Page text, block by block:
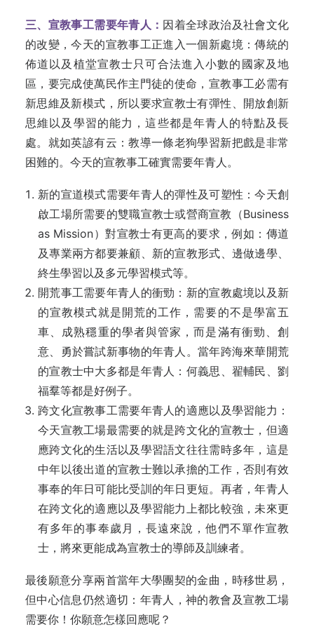
三、宣教事工需要年青人： 因着全球政治及社會文化
的改變，今天的宣教事工正進入一個新處境：傳統的
佈道以及植堂宣教士只可合法進入小數的國家及地
區，要完成使萬民作主門徒的使命，宣教事工必需有
新思維及新模式，所以要求宣教士有彈性、開放創新
思維以及學習的能力，這些都是年青人的特點及長
處。就如英諺有云：教導一條老狗學習新把戲是非常
困難的。今天的宣教事工確實需要年青人。
新的宣道模式需要年青人的彈性及可塑性：今天創
啟工場所需要的雙職宣教士或營商宣教（Business
as Mission）對宣教士有更高的要求，例如：傳道
及專業兩方都要兼顧、新的宣教形式、邊做邊學、
終生學習以及多元學習模式等。
開荒事工需要年青人的衝勁：新的宣教處境以及新
的宣教模式就是開荒的工作，需要的不是學富五
車、成熟穩重的學者與管家，而是滿有衝勁、創
意、勇於嘗試新事物的年青人。當年跨海來華開荒
的宣教士中大多都是年青人：何義思、翟輔民、劉
福羣等都是好例子。
跨文化宣教事工需要年青人的適應以及學習能力：
今天宣教工場最需要的就是跨文化的宣教士，但適
應跨文化的生活以及學習語文往往需時多年，這是
中年以後出道的宣教士難以承擔的工作，否則有效
事奉的年日可能比受訓的年日更短。再者，年青人
在跨文化的適應以及學習能力上都比較強，未來更
有多年的事奉歲月，長遠來說，他們不單作宣教
士，將來更能成為宣教士的導師及訓練者。
最後願意分享兩首當年大學團契的金曲，時移世易，
但中心信息仍然適切：年青人，神的教會及宣教工場
需要你！你願意怎樣回應呢？